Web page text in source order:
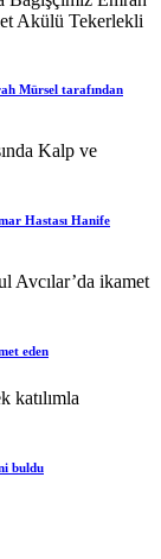
Mürsel tarafından
Hastası Hanife
eden
buldu